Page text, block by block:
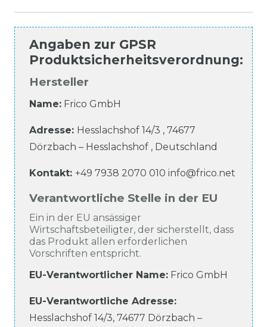
Angaben zur GPSR
Produktsicherheitsverordnung:
Hersteller
Name: Frico GmbH
Adresse: Hesslachshof 14/3 , 74677
Dörzbach – Hesslachshof , Deutschland
Kontakt: +49 7938 2070 010 info@frico.net
Verantwortliche Stelle in der EU
Ein in der EU ansässiger
Wirtschaftsbeteiligter, der sicherstellt, dass
das Produkt allen erforderlichen
Vorschriften entspricht.
EU-Verantwortlicher Name: Frico GmbH
EU-Verantwortliche Adresse:
Hesslachshof 14/3, 74677 Dörzbach –